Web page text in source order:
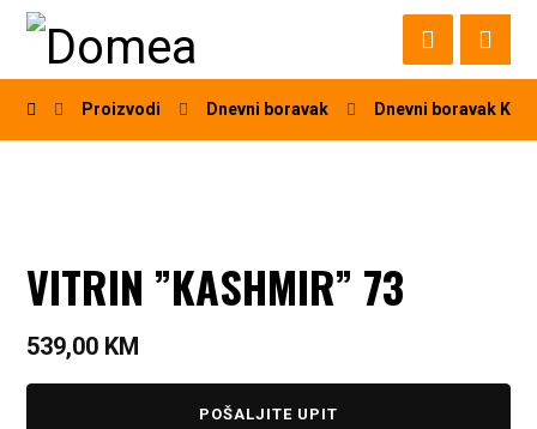
Proizvodi Dnevni boravak Dnevni boravak
VITRIN ”KASHMIR” 73
539,00 KM
POŠALJITE UPIT